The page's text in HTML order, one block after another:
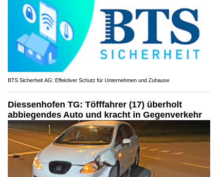
BTS Sicherheit AG: Effektiver Schutz für Unternehmen und Zuhause
Diessenhofen TG: Töfffahrer (17) überholt
abbiegendes Auto und kracht in Gegenverkehr